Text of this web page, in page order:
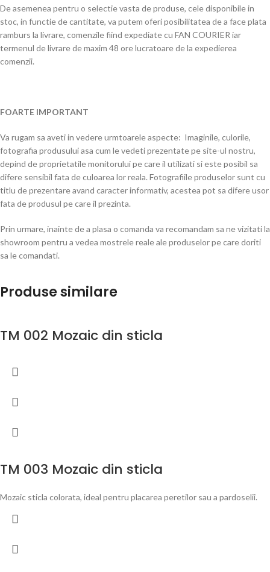
De asemenea pentru o selectie vasta de produse, cele disponibile in
stoc, in functie de cantitate, va putem oferi posibilitatea de a face plata
ramburs la livrare, comenzile fiind expediate cu FAN COURIER iar
termenul de livrare de maxim 48 ore lucratoare de la expedierea
comenzii.
FOARTE IMPORTANT
Va rugam sa aveti in vedere urmtoarele aspecte: Imaginile, culorile,
fotografia produsului asa cum le vedeti prezentate pe site-ul nostru,
depind de proprietatile monitorului pe care il utilizati si este posibil sa
difere sensibil fata de culoarea lor reala. Fotografiile produselor sunt cu
titlu de prezentare avand caracter informativ, acestea pot sa difere usor
fata de produsul pe care il prezinta.
Prin urmare, inainte de a plasa o comanda va recomandam sa ne vizitati la
showroom pentru a vedea mostrele reale ale produselor pe care doriti
sa le comandati.
Produse similare
TM 002 Mozaic din sticla
TM 003 Mozaic din sticla
Mozaic sticla colorata, ideal pentru placarea peretilor sau a pardoselii.